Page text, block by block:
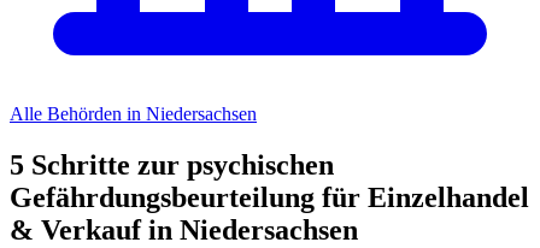
Alle Behörden in Niedersachsen
5 Schritte zur psychischen
Gefährdungsbeurteilung für Einzelhandel
& Verkauf in Niedersachsen